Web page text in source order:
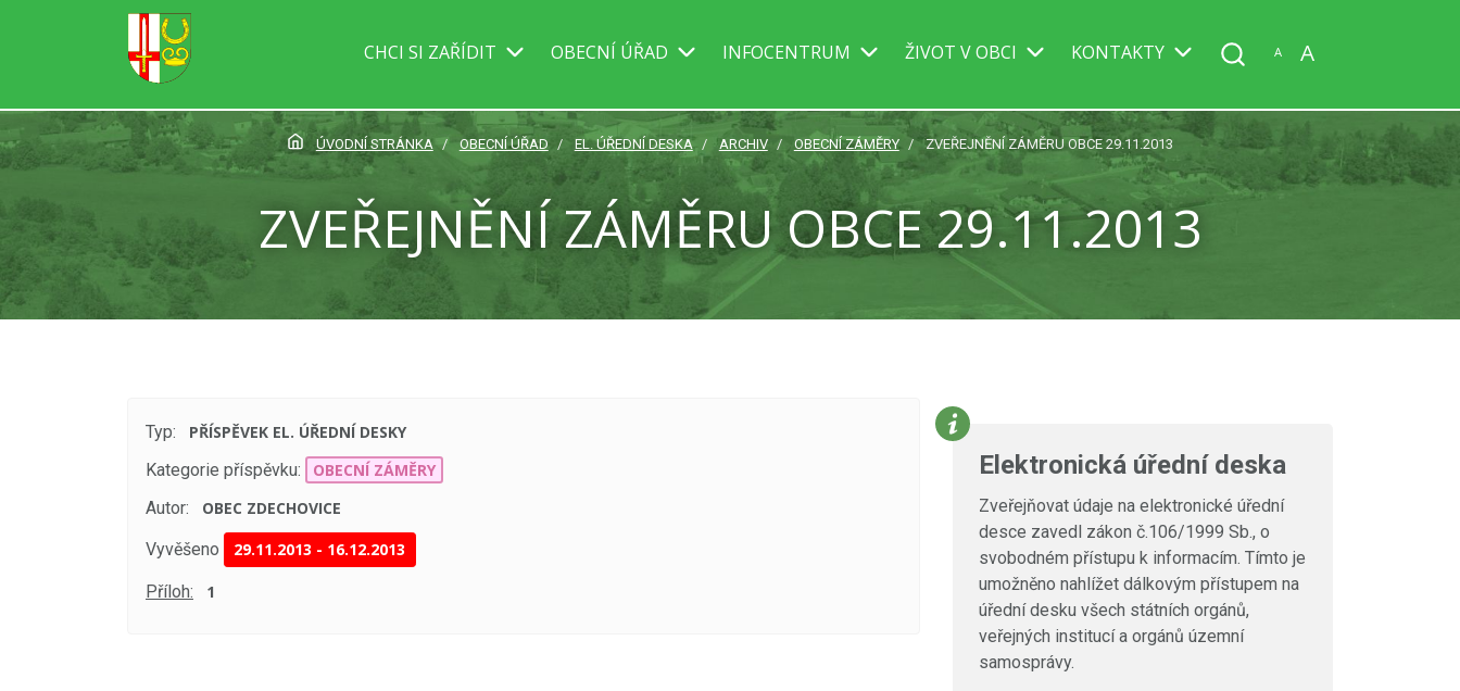
CHCI SI ZAŘÍDIT OBECNÍ ÚŘAD INFOCENTRUM ŽIVOT V OBCI KONTAKTY A A
ÚVODNÍ STRÁNKA OBECNÍ ÚŘAD EL. ÚŘEDNÍ DESKA ARCHIV OBECNÍ ZÁMĚRY ZVEŘEJNĚNÍ ZÁMĚRU OBCE 29.11.2013
ZVEŘEJNĚNÍ ZÁMĚRU OBCE 29.11.2013
Typ:
PŘÍSPĚVEK EL. ÚŘEDNÍ DESKY
Kategorie příspěvku:
OBECNÍ ZÁMĚRY
Autor:
OBEC ZDECHOVICE
Vyvěšeno 29.11.2013 - 16.12.2013
Příloh: 1
Elektronická úřední deska
Zveřejňovat údaje na elektronické úřední
desce zavedl zákon č.106/1999 Sb., o
svobodném přístupu k informacím. Tímto je
umožněno nahlížet dálkovým přístupem na
úřední desku všech státních orgánů,
veřejných institucí a orgánů územní
samosprávy.